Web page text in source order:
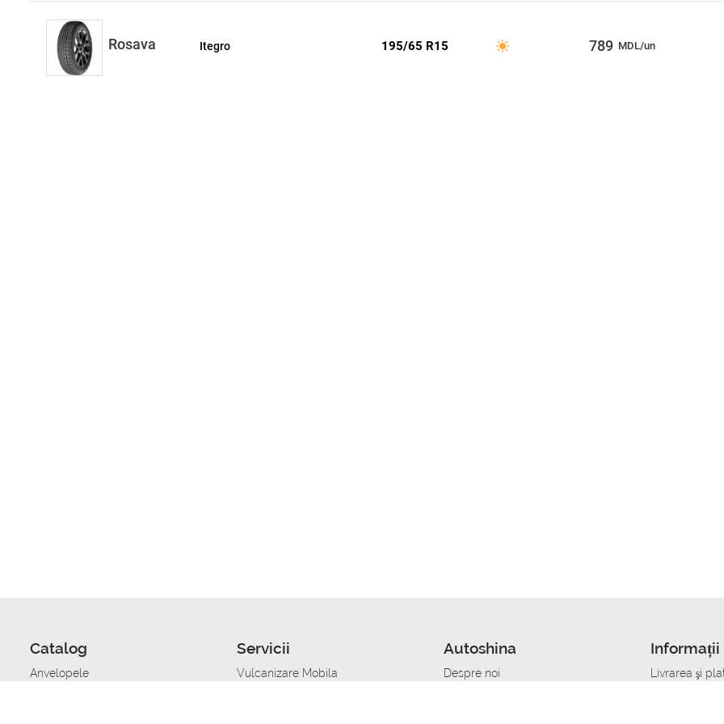
Rosava Itegro 195/65 R15 789 MDL/un
Catalog
Anvelopele
Servicii
Vulcanizare Mobila
Autoshina
Despre noi
Livrarea şi